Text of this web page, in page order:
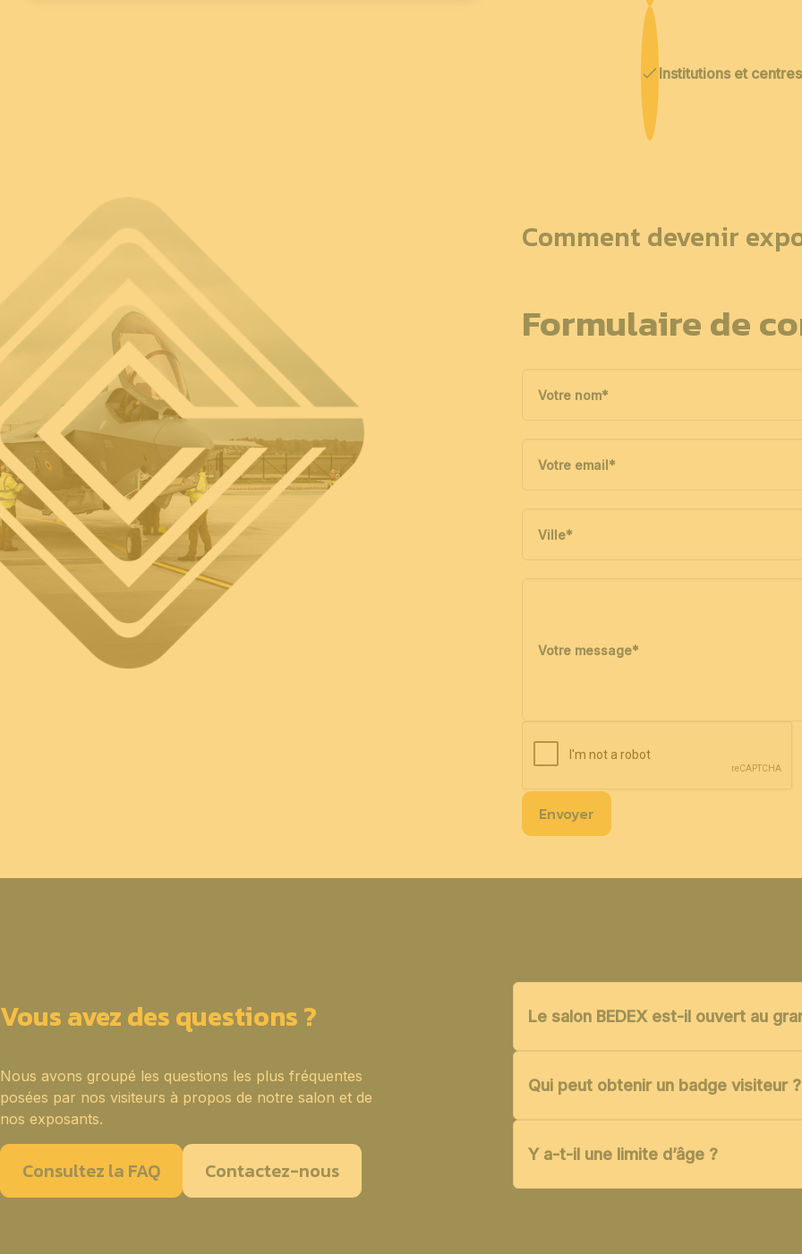
Institutions et
Comment devenir
Formulaire de
Votre nom*
Votre email*
Ville*
Votre message*
Envoyer
Vous avez des questions ?
Nous avons groupé les questions les plus fréquentes
posées par nos visiteurs à propos de notre salon et de
nos exposants.
Consultez la FAQ Contactez-nous
Le salon BEDEX est-il ouvert au
Qui peut obtenir un badge visiteur ?
Y a-t-il une limite d’âge ?